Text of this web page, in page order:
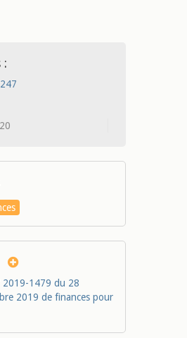
:
2019-1479 du 28
2019 de finances pour